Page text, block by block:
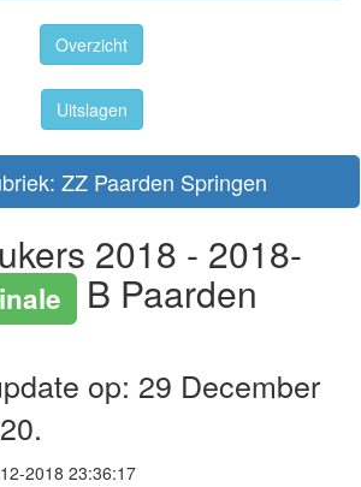
Overzicht
Uitslagen
ZZ Paarden Springen
2018 - 2018-
B Paarden
op: 29 December
2018 23:36:17